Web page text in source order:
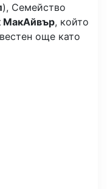
), Семейство
МакАйвър, който
още като